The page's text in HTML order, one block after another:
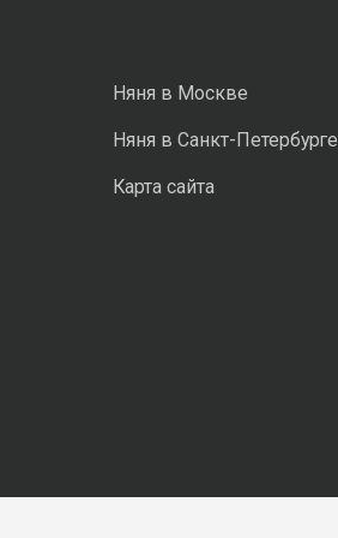
Няня в Москве
Няня в Санкт-Петербурге
Карта сайта